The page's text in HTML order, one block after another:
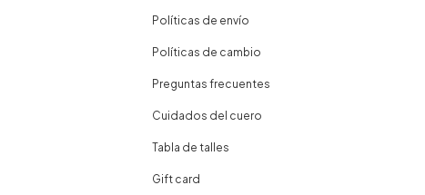
Políticas de envío
Políticas de cambio
Preguntas frecuentes
Cuidados del cuero
Tabla de talles
Gift card